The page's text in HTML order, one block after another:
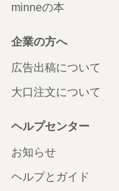
minneの本
企業の方へ
広告出稿について
大口注文について
ヘルプセンター
お知らせ
ヘルプとガイド